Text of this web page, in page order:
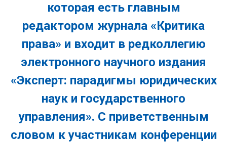
которая есть главным
редактором журнала «Критика
права» и входит в редколлегию
электронного научного издания
«Эксперт: парадигмы юридических
наук и государственного
управления». С приветственным
словом к участникам конференции